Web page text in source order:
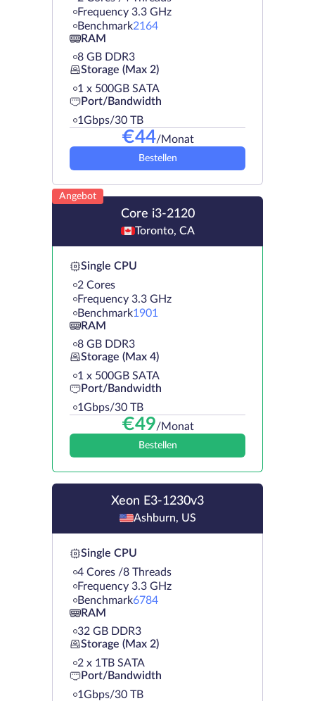
Frequency 3.3 GHz
Benchmark2164
RAM
8 GB DDR3
Storage (Max 2)
1 х 500GB SATA
Port/Bandwidth
1Gbps/30 TB
€44/Monat
Bestellen
Angebot
Core i3-2120
Toronto, CA
Single CPU
2 Cores
Frequency 3.3 GHz
Benchmark1901
RAM
8 GB DDR3
Storage (Max 4)
1 х 500GB SATA
Port/Bandwidth
1Gbps/30 TB
€49/Monat
Bestellen
Xeon E3-1230v3
Ashburn, US
Single CPU
4 Cores /8 Threads
Frequency 3.3 GHz
Benchmark6784
RAM
32 GB DDR3
Storage (Max 2)
2 х 1TB SATA
Port/Bandwidth
1Gbps/30 TB